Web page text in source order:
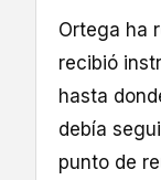
Ortega ha
recibió
hasta
debía
punto de